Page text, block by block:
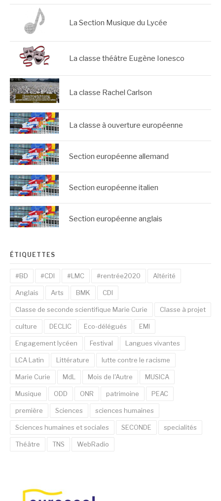
La Section Musique du Lycée
La classe théâtre Eugène Ionesco
La classe Rachel Carlson
La classe à ouverture européenne
Section européenne allemand
Section européenne italien
Section européenne anglais
ÉTIQUETTES
#BD #CDI #LMC #rentrée2020 Altérité
Anglais Arts BMK CDI
Classe de seconde scientifique Marie Curie Classe à projet
culture DECLIC Eco-délégués EMI
Engagement lycéen Festival Langues vivantes
LCA Latin Littérature lutte contre le racisme
Marie Curie MdL Mois de l'Autre MUSICA
Musique ODD ONR patrimoine PEAC
première Sciences sciences humaines
Sciences humaines et sociales SECONDE specialités
Théâtre TNS WebRadio